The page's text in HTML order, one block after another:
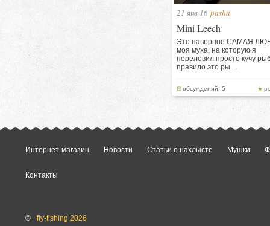
21 янв 16 pasha
Mini Leech
Это наверное САМАЯ
моя муха, на которую я
переловил просто кучу
правило это ры…
обсуждений: 5
Интернет-магазин Новости Статьи о нахлысте Мушки
Контакты
©
fly-fishing 2026